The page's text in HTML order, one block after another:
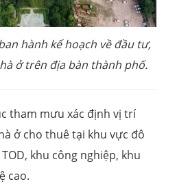
hành kế hoạch về đầu tư,
ở trên địa bàn thành phố.
tham mưu xác định vị trí
ở cho thuê tại khu vực đô
khu công nghiệp, khu
cao.